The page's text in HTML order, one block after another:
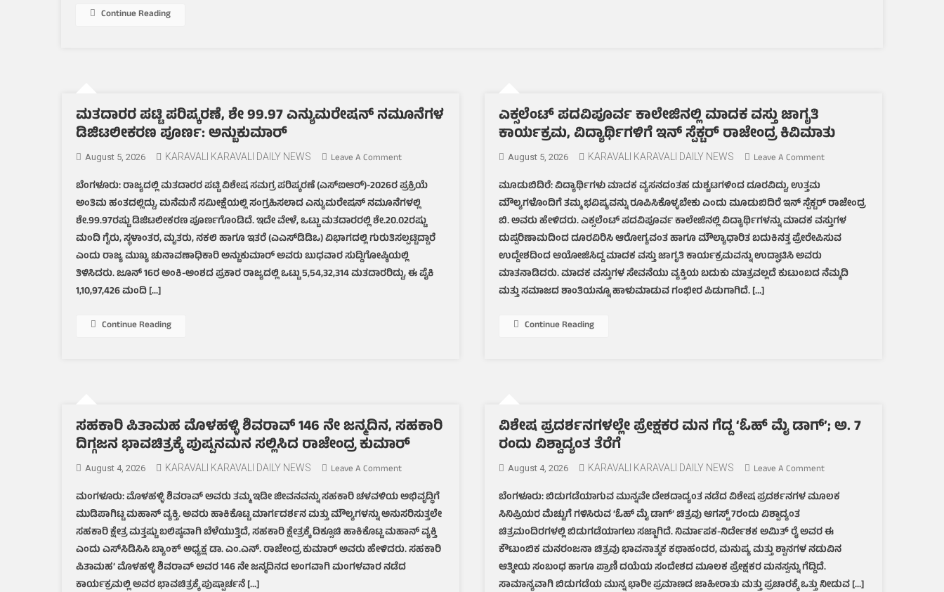
ಪ್ರಶಾಂತ್
Continue Reading
ಮತದಾರರ ಪಟ್ಟಿ ಪರಿಷ್ಕರಣೆ, ಶೇ 99.97 ಎನ್ಯುಮರೇಷನ್ ನಮೂನೆಗಳ
ಡಿಜಿಟಲೀಕರಣ ಪೂರ್ಣ: ಅನ್ಬುಕುಮಾರ್
August 5, 2026 KARAVALI KARAVALI DAILY NEWS Leave A CommentOn
ಪಟ್ಟಿ
ಪರಿಷ್ಕರಣೆ,
ಶೇ
99.97
ಎನ್ಯುಮರೇಷನ್
ನಮೂನೆಗಳ
ಡಿಜಿಟಲೀಕರಣ
ಬೆಂಗಳೂರು: ರಾಜ್ಯದಲ್ಲಿ ಮತದಾರರ ಪಟ್ಟಿ ವಿಶೇಷ ಸಮಗ್ರ ಪರಿಷ್ಕರಣೆ (ಎಸ್‌ಐಆರ್)-2026ರ ಪ್ರಕ್ರಿಯೆ
ಅಂತಿಮ ಹಂತದಲ್ಲಿದ್ದು, ಮನೆಮನೆ ಸಮೀಕ್ಷೆಯಲ್ಲಿ ಸಂಗ್ರಹಿಸಲಾದ ಎನ್ಯುಮರೇಷನ್ ನಮೂನೆಗಳಲ್ಲಿ
ಶೇ.99.97ರಷ್ಟು ಡಿಜಿಟಲೀಕರಣ ಪೂರ್ಣಗೊಂಡಿದೆ. ಇದೇ ವೇಳೆ, ಒಟ್ಟು ಮತದಾರರಲ್ಲಿ ಶೇ.20.02ರಷ್ಟು
ಮಂದಿ ಗೈರು, ಸ್ಥಳಾಂತರ, ಮೃತರು, ನಕಲಿ ಹಾಗೂ ಇತರೆ (ಎಎಸ್‌ಡಿಡಿಒ) ವಿಭಾಗದಲ್ಲಿ ಗುರುತಿಸಲ್ಪಟ್ಟಿದ್ದಾರೆ
ಎಂದು ರಾಜ್ಯ ಮುಖ್ಯ ಚುನಾವಣಾಧಿಕಾರಿ ಅನ್ಬುಕುಮಾರ್ ಅವರು ಬುಧವಾರ ಸುದ್ದಿಗೋಷ್ಠಿಯಲ್ಲಿ
ತಿಳಿಸಿದರು. ಜೂನ್ 16ರ ಅಂಕಿ-ಅಂಶದ ಪ್ರಕಾರ ರಾಜ್ಯದಲ್ಲಿ ಒಟ್ಟು 5,54,32,314 ಮತದಾರರಿದ್ದು, ಈ ಪೈಕಿ
1,10,97,426 ಮಂದಿ […]
Continue Reading
ಎಕ್ಸಲೆಂಟ್ ಪದವಿಪೂರ್ವ ಕಾಲೇಜಿನಲ್ಲಿ ಮಾದಕ ವಸ್ತು ಜಾಗೃತಿ
ಕಾರ್ಯಕ್ರಮ, ವಿದ್ಯಾರ್ಥಿಗಳಿಗೆ ಇನ್ ಸ್ಪೆಕ್ಟರ್ ರಾಜೇಂದ್ರ ಕಿವಿಮಾತು
August 5, 2026 KARAVALI KARAVALI DAILY NEWS Leave A CommentOn
ಕಾಲೇಜಿನಲ್ಲಿ
ಮಾದಕ
ವಸ್ತು
ಕಾರ್ಯಕ್ರಮ,
ವಿದ್ಯಾರ್ಥಿಗಳಿಗೆ
ಮೂಡುಬಿದಿರೆ: ವಿದ್ಯಾರ್ಥಿಗಳು ಮಾದಕ ವ್ಯಸನದಂತಹ ದುಶ್ಚಟಗಳಿಂದ ದೂರವಿದ್ದು, ಉತ್ತಮ
ಮೌಲ್ಯಗಳೊಂದಿಗೆ ತಮ್ಮ ಭವಿಷ್ಯವನ್ನು ರೂಪಿಸಿಕೊಳ್ಳಬೇಕು ಎಂದು ಮೂಡುಬಿದಿರೆ ಇನ್ ಸ್ಪೆಕ್ಟರ್ ರಾಜೇಂದ್ರ
ಬಿ. ಅವರು ಹೇಳಿದರು. ಎಕ್ಸಲೆಂಟ್ ಪದವಿಪೂರ್ವ ಕಾಲೇಜಿನಲ್ಲಿ ವಿದ್ಯಾರ್ಥಿಗಳನ್ನು ಮಾದಕ ವಸ್ತುಗಳ
ದುಷ್ಪರಿಣಾಮದಿಂದ ದೂರವಿರಿಸಿ ಆರೋಗ್ಯವಂತ ಹಾಗೂ ಮೌಲ್ಯಾಧಾರಿತ ಬದುಕಿನತ್ತ ಪ್ರೇರೇಪಿಸುವ
ಉದ್ದೇಶದಿಂದ ಆಯೋಜಿಸಿದ್ದ ಮಾದಕ ವಸ್ತು ಜಾಗೃತಿ ಕಾರ್ಯಕ್ರಮವನ್ನು ಉದ್ಘಾಟಿಸಿ ಅವರು
ಮಾತನಾಡಿದರು. ಮಾದಕ ವಸ್ತುಗಳ ಸೇವನೆಯು ವ್ಯಕ್ತಿಯ ಬದುಕು ಮಾತ್ರವಲ್ಲದೆ ಕುಟುಂಬದ ನೆಮ್ಮದಿ
ಮತ್ತು ಸಮಾಜದ ಶಾಂತಿಯನ್ನೂ ಹಾಳುಮಾಡುವ ಗಂಭೀರ ಪಿಡುಗಾಗಿದೆ. […]
Continue Reading
ಸಹಕಾರಿ ಪಿತಾಮಹ ಮೊಳಹಳ್ಳಿ ಶಿವರಾವ್ 146 ನೇ ಜನ್ಮದಿನ, ಸಹಕಾರಿ
ದಿಗ್ಗಜನ ಭಾವಚಿತ್ರಕ್ಕೆ ಪುಷ್ಪನಮನ ಸಲ್ಲಿಸಿದ ರಾಜೇಂದ್ರ ಕುಮಾರ್
August 4, 2026 KARAVALI KARAVALI DAILY NEWS Leave A CommentOn
ಪಿತಾಮಹ
ಮೊಳಹಳ್ಳಿ
ಶಿವರಾವ್
146
ನೇ
ಮಂಗಳೂರು: ಮೊಳಹಳ್ಳಿ ಶಿವರಾವ್ ಅವರು ತಮ್ಮ ಇಡೀ ಜೀವನವನ್ನು ಸಹಕಾರಿ ಚಳವಳಿಯ ಅಭಿವೃದ್ಧಿಗೆ
ಮುಡಿಪಾಗಿಟ್ಟ ಮಹಾನ್ ವ್ಯಕ್ತಿ. ಅವರು ಹಾಕಿಕೊಟ್ಟ ಮಾರ್ಗದರ್ಶನ ಮತ್ತು ಮೌಲ್ಯಗಳನ್ನು ಅನುಸರಿಸುತ್ತಲೇ
ಸಹಕಾರಿ ಕ್ಷೇತ್ರ ಮತ್ತಷ್ಟು ಬಲಿಷ್ಠವಾಗಿ ಬೆಳೆಯುತ್ತಿದೆ, ಸಹಕಾರಿ ಕ್ಷೇತ್ರಕ್ಕೆ ದಿಕ್ಸೂಚಿ ಹಾಕಿಕೊಟ್ಟ ಮಹಾನ್ ವ್ಯಕ್ತಿ
ಎಂದು ಎಸ್‌ಸಿಡಿಸಿಸಿ ಬ್ಯಾಂಕ್ ಅಧ್ಯಕ್ಷ ಡಾ. ಎಂ.ಎನ್. ರಾಜೇಂದ್ರ ಕುಮಾರ್ ಅವರು ಹೇಳಿದರು. ಸಹಕಾರಿ
ಪಿತಾಮಹ’ ಮೊಳಹಳ್ಳಿ ಶಿವರಾವ್ ಅವರ 146 ನೇ ಜನ್ಮದಿನದ ಅಂಗವಾಗಿ ಮಂಗಳವಾರ ನಡೆದ
ಕಾರ್ಯಕ್ರಮಲ್ಲಿ ಅವರ ಭಾವಚಿತ್ರಕ್ಕೆ ಪುಷ್ಪಾರ್ಚನೆ […]
ವಿಶೇಷ ಪ್ರದರ್ಶನಗಳಲ್ಲೇ ಪ್ರೇಕ್ಷಕರ ಮನ ಗೆದ್ದ ‘ಓಹ್ ಮೈ ಡಾಗ್’; ಅ. 7
ರಂದು ವಿಶ್ವಾದ್ಯಂತ ತೆರೆಗೆ
August 4, 2026 KARAVALI KARAVALI DAILY NEWS Leave A CommentOn
ಪ್ರದರ್ಶನಗಳಲ್ಲೇ
ಮನ
ಗೆದ್ದ
‘ಓಹ್
ಮೈ
ಬೆಂಗಳೂರು: ಬಿಡುಗಡೆಯಾಗುವ ಮುನ್ನವೇ ದೇಶದಾದ್ಯಂತ ನಡೆದ ವಿಶೇಷ ಪ್ರದರ್ಶನಗಳ ಮೂಲಕ
ಸಿನಿಪ್ರಿಯರ ಮೆಚ್ಚುಗೆ ಗಳಿಸಿರುವ ‘ಓಹ್ ಮೈ ಡಾಗ್’ ಚಿತ್ರವು ಆಗಸ್ಟ್ 7ರಂದು ವಿಶ್ವಾದ್ಯಂತ
ಚಿತ್ರಮಂದಿರಗಳಲ್ಲಿ ಬಿಡುಗಡೆಯಾಗಲು ಸಜ್ಜಾಗಿದೆ. ನಿರ್ಮಾಪಕ-ನಿರ್ದೇಶಕ ಅಮಿತ್ ರೈ ಅವರ ಈ
ಕೌಟುಂಬಿಕ ಮನರಂಜನಾ ಚಿತ್ರವು ಭಾವನಾತ್ಮಕ ಕಥಾಹಂದರ, ಮನುಷ್ಯ ಮತ್ತು ಶ್ವಾನಗಳ ನಡುವಿನ
ಆತ್ಮೀಯ ಸಂಬಂಧ ಹಾಗೂ ಪ್ರಾಣಿ ದಯೆಯ ಸಂದೇಶದ ಮೂಲಕ ಪ್ರೇಕ್ಷಕರ ಮನಸ್ಸನ್ನು ಗೆದ್ದಿದೆ.
ಸಾಮಾನ್ಯವಾಗಿ ಬಿಡುಗಡೆಯ ಮುನ್ನ ಭಾರೀ ಪ್ರಮಾಣದ ಜಾಹೀರಾತು ಮತ್ತು ಪ್ರಚಾರಕ್ಕೆ ಒತ್ತು ನೀಡುವ […]